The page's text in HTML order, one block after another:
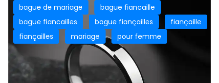
bague de mariage
bague fiancaille
bague fiancailles
bague fiançailles
fiançaille
fiançailles
mariage pour femme